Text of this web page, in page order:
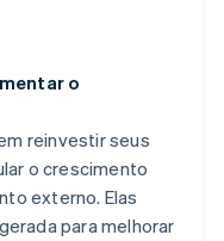
o
reinvestir seus
o crescimento
externo. Elas
para melhorar